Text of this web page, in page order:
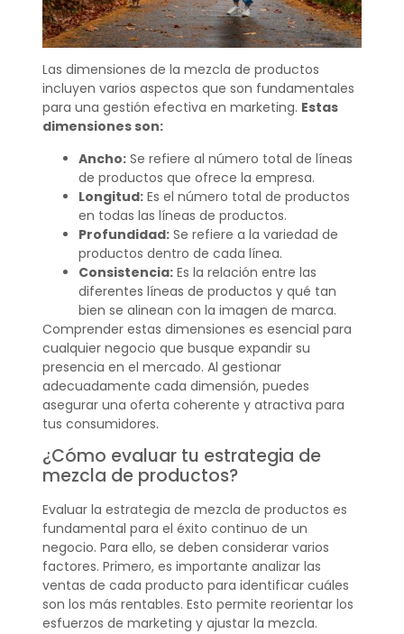
Las dimensiones de la mezcla de productos
incluyen varios aspectos que son fundamentales
para una gestión efectiva en marketing. Estas
dimensiones son:
Ancho:Se refiere al número total de líneas
de productos que ofrece la empresa.
Longitud:Es el número total de productos
en todas las líneas de productos.
Profundidad:Se refiere a la variedad de
productos dentro de cada línea.
Consistencia:Es la relación entre las
diferentes líneas de productos y qué tan
bien se alinean con la imagen de marca.
Comprender estas dimensiones es esencial para
cualquier negocio que busque expandir su
presencia en el mercado. Al gestionar
adecuadamente cada dimensión, puedes
asegurar una oferta coherente y atractiva para
tus consumidores.
¿Cómo evaluar tu estrategia de
mezcla de productos?
Evaluar la estrategia de mezcla de productos es
fundamental para el éxito continuo de un
negocio. Para ello, se deben considerar varios
factores. Primero, es importante analizar las
ventas de cada producto para identificar cuáles
son los más rentables. Esto permite reorientar los
esfuerzos de marketing y ajustar la mezcla.